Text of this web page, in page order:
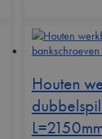
Houten